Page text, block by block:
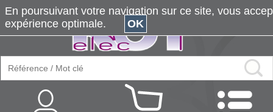
En poursuivant votre navigation sur ce site, vous
expérience optimale.
OK